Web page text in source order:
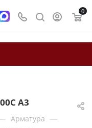
0
А3
Арматура —